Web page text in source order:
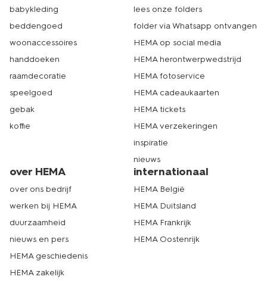
babykleding
beddengoed
woonaccessoires
handdoeken
raamdecoratie
speelgoed
gebak
koffie
lees onze folders
folder via Whatsapp ontvangen
HEMA op social media
HEMA herontwerpwedstrijd
HEMA fotoservice
HEMA cadeaukaarten
HEMA tickets
HEMA verzekeringen
inspiratie
nieuws
over HEMA
over ons bedrijf
werken bij HEMA
duurzaamheid
nieuws en pers
HEMA geschiedenis
HEMA zakelijk
internationaal
HEMA België
HEMA Duitsland
HEMA Frankrijk
HEMA Oostenrijk